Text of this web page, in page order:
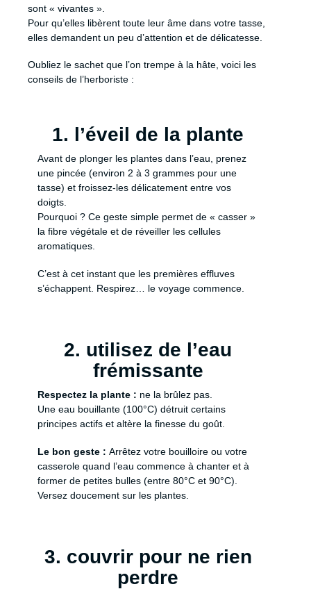
sont « vivantes ».
Pour qu’elles libèrent toute leur âme dans votre tasse,
elles demandent un peu d’attention et de délicatesse.
Oubliez le sachet que l’on trempe à la hâte, voici les
conseils de l’herboriste :
1. l’éveil de la plante
Avant de plonger les plantes dans l’eau, prenez
une pincée (environ 2 à 3 grammes pour une
tasse) et froissez-les délicatement entre vos
doigts.
Pourquoi ? Ce geste simple permet de « casser »
la fibre végétale et de réveiller les cellules
aromatiques.
C’est à cet instant que les premières effluves
s’échappent. Respirez… le voyage commence.
2. utilisez de l’eau
frémissante
Respectez la plante : ne la brûlez pas.
Une eau bouillante (100°C) détruit certains
principes actifs et altère la finesse du goût.
Le bon geste : Arrêtez votre bouilloire ou votre
casserole quand l’eau commence à chanter et à
former de petites bulles (entre 80°C et 90°C).
Versez doucement sur les plantes.
3. couvrir pour ne rien
perdre